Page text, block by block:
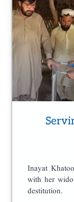
Inayat
with her
destitution.